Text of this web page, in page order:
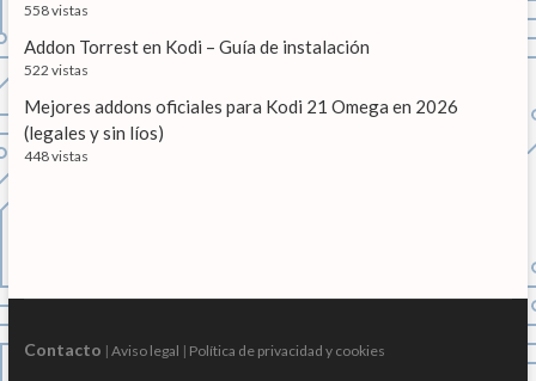
558 vistas
Addon Torrest en Kodi – Guía de instalación
522 vistas
Mejores addons oficiales para Kodi 21 Omega en 2026
(legales y sin líos)
448 vistas
Contacto | Aviso legal | Política de privacidad y cookies